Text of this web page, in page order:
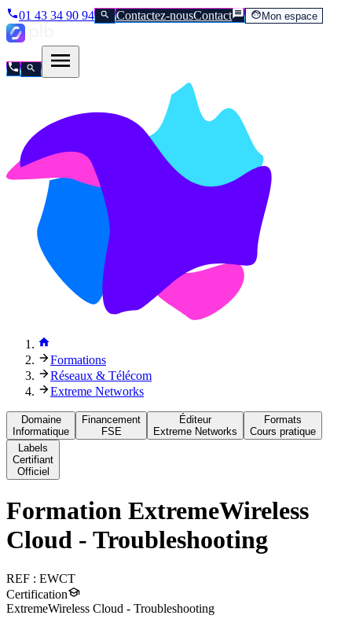
01 43 34 90 94 Contactez-nousContact Mon espace
Formations
Réseaux & Télécom
Extreme Networks
Domaine
Informatique
Financement
FSE
Éditeur
Extreme Networks
Formats
Cours pratique
Labels
Certifiant
Officiel
Formation ExtremeWireless
Cloud - Troubleshooting
REF : EWCT
Certification
ExtremeWireless Cloud - Troubleshooting